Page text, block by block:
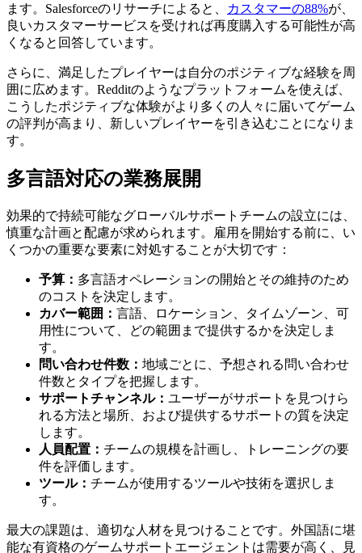
ます。Salesforceのリサーチによると、
カスタマーの88%が、
良いカスタマーサービスを受ければ再度購入する可能性が高
くなると回答しています。
さらに、満足したプレイヤーは自分のポジティブな経験を周
囲に広めます。Redditのようなプラットフォームを使えば、
こうしたポジティブな体験がより多くの人々に届いてゲーム
の評判が高まり、新しいプレイヤーを引き込むことになりま
す。
多言語対応の業務展開
効果的で持続可能なグローバルサポートチームの設立には、
慎重な計画と配慮が求められます。雇用を開始する前に、い
くつかの重要な要素に対処することが大切です：
予算： 多言語オペレーションの開始とその維持のため
のコストを決定します。
カバー範囲： 言語、ロケーション、タイムゾーン、可
用性について、どの範囲まで提供するかを決定しま
す。
問い合わせ件数： 地域ごとに、予想される問い合わせ
件数とタイプを把握します。
サポートチャンネル： ユーザーがサポートを見つけら
れる方法と場所、および提供するサポートの質を決定
します。
人員配置： チームの規模を計画し、トレーニングの要
件を評価します。
ツール： チームが使用するツールや技術を選択しま
す。
最大の課題は、適切な人材を見つけることです。外国語に堪
能な有資格のゲームサポートエージェントは需要が高く、見